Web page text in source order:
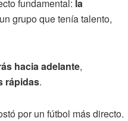
fundamental: la
grupo que tenía talento,
hacia adelante,
rápidas.
por un fútbol más directo.